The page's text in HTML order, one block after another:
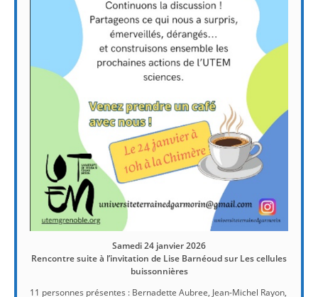
Samedi 24 janvier 2026
Rencontre suite à l’invitation de Lise Barnéoud sur Les cellules
buissonnières
11 personnes présentes : Bernadette Aubree, Jean-Michel Rayon,